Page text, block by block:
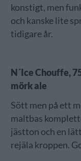
konstigt, men
och kanske lite
tidigare år.
N´Ice Chouffe,
mörk ale
Sött men på ett
maltbas
jästton och en
rejäla kroppen.